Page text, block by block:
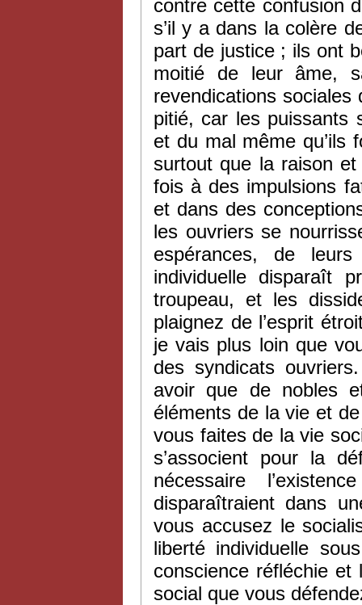
contre cette confusion
s’il y a dans la colère
part de justice ; ils ont
moitié de leur âme,
revendications sociales
pitié, car les puissants
et du mal même qu’ils
surtout que la raison
fois à des impulsions
et dans des
les ouvriers se
espérances, de
individuelle disparaît
troupeau, et les
plaignez de l’esprit
je vais plus loin que
des syndicats
avoir que de nobles
éléments de la vie et
vous faites de la vie
s’associent pour la
nécessaire
disparaîtraient dans
vous accusez le
liberté individuelle
conscience réfléchie et
social que vous